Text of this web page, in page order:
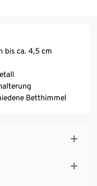
bis ca. 4,5 cm
Betthimmel